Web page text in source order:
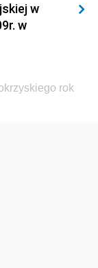
i
i Opieki
Leśnictwa
Ochrony
w
w
rok